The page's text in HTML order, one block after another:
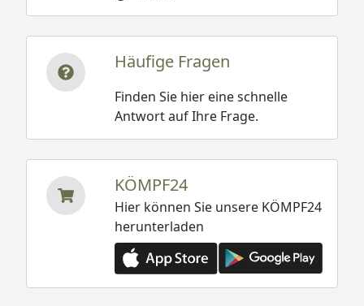
Häufige Fragen
Finden Sie hier eine schnelle
Antwort auf Ihre Frage.
KÖMPF24
Hier können Sie unsere KÖMPF24
herunterladen